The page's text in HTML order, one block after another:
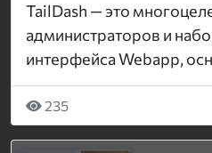
TailDash — это
администраторов и
интерфейса Webapp,
235